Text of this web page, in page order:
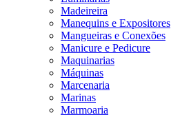
Madeireira
Manequins e Expositores
Mangueiras e Conexões
Manicure e Pedicure
Maquinarias
Máquinas
Marcenaria
Marinas
Marmoaria